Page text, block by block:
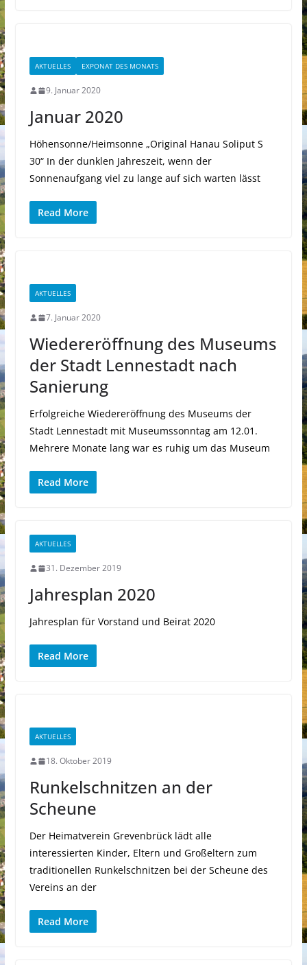
AKTUELLES EXPONAT DES MONATS
9. Januar 2020
Januar 2020
Höhensonne/Heimsonne „Original Hanau Soliput S
30“ In der dunklen Jahreszeit, wenn der
Sonnenaufgang viel zu lange auf sich warten lässt
Read More
AKTUELLES
7. Januar 2020
Wiedereröffnung des Museums
der Stadt Lennestadt nach
Sanierung
Erfolgreiche Wiedereröffnung des Museums der
Stadt Lennestadt mit Museumssonntag am 12.01.
Mehrere Monate lang war es ruhig um das Museum
Read More
AKTUELLES
31. Dezember 2019
Jahresplan 2020
Jahresplan für Vorstand und Beirat 2020
Read More
AKTUELLES
18. Oktober 2019
Runkelschnitzen an der
Scheune
Der Heimatverein Grevenbrück lädt alle
interessierten Kinder, Eltern und Großeltern zum
traditionellen Runkelschnitzen bei der Scheune des
Vereins an der
Read More